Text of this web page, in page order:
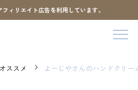
ィリエイト広告を利用しています。
ススメ よーじやさんのハンドクリ